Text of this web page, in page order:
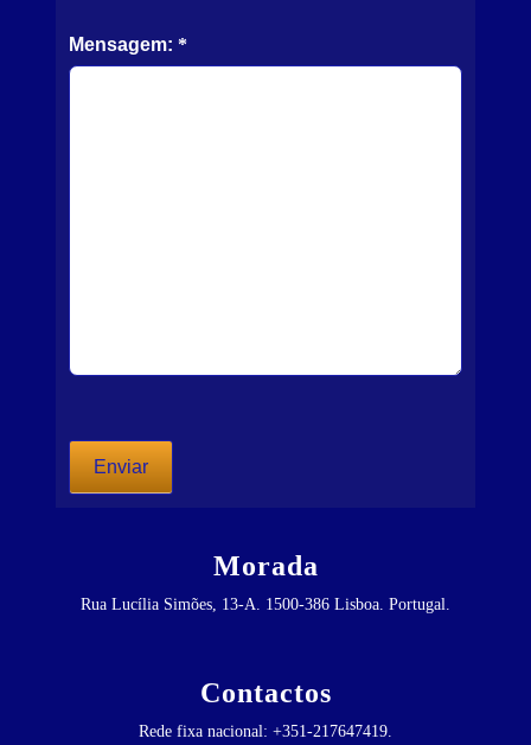
Mensagem: *
Enviar
Morada
Rua Lucília Simões, 13-A. 1500-386 Lisboa. Portugal.
Contactos
Rede fixa nacional: +351-217647419.